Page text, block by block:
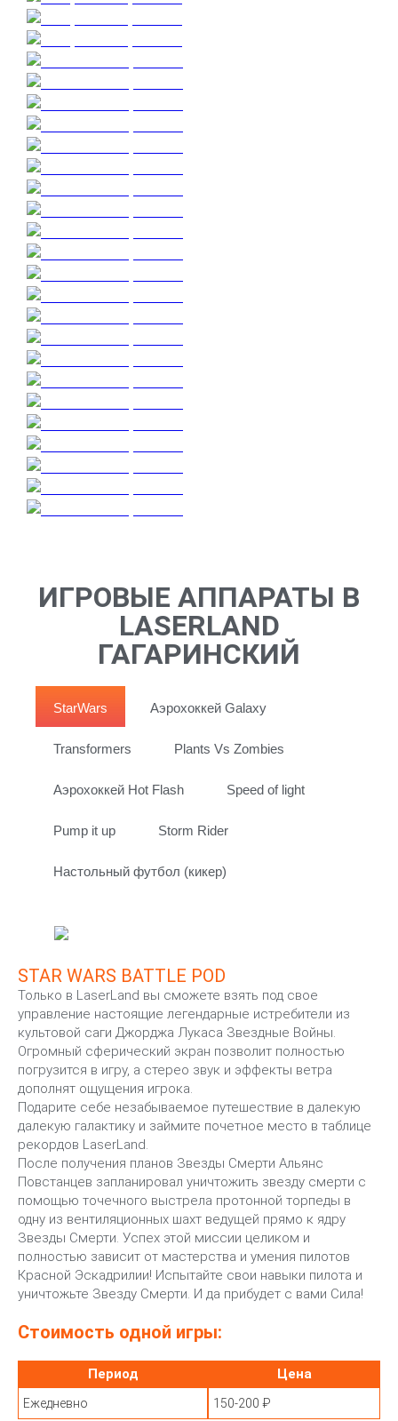
ИГРОВЫЕ АППАРАТЫ В
LASERLAND
ГАГАРИНСКИЙ
StarWars Аэрохоккей Galaxy
Transformers Plants Vs Zombies
Аэрохоккей Hot Flash Speed of light
Pump it up Storm Rider
Настольный футбол (кикер)
STAR WARS BATTLE POD
Только в LaserLand вы сможете взять под свое
управление настоящие легендарные истребители из
культовой саги Джорджа Лукаса Звездные Войны.
Огромный сферический экран позволит полностью
погрузится в игру, а стерео звук и эффекты ветра
дополнят ощущения игрока.
Подарите себе незабываемое путешествие в далекую
далекую галактику и займите почетное место в таблице
рекордов LaserLand.
После получения планов Звезды Смерти Альянс
Повстанцев запланировал уничтожить звезду смерти с
помощью точечного выстрела протонной торпеды в
одну из вентиляционных шахт ведущей прямо к ядру
Звезды Смерти. Успех этой миссии целиком и
полностью зависит от мастерства и умения пилотов
Красной Эскадрилии! Испытайте свои навыки пилота и
уничтожьте Звезду Смерти. И да прибудет с вами Сила!
Стоимость одной игры:
Период Цена
Ежедневно 150-200 ₽